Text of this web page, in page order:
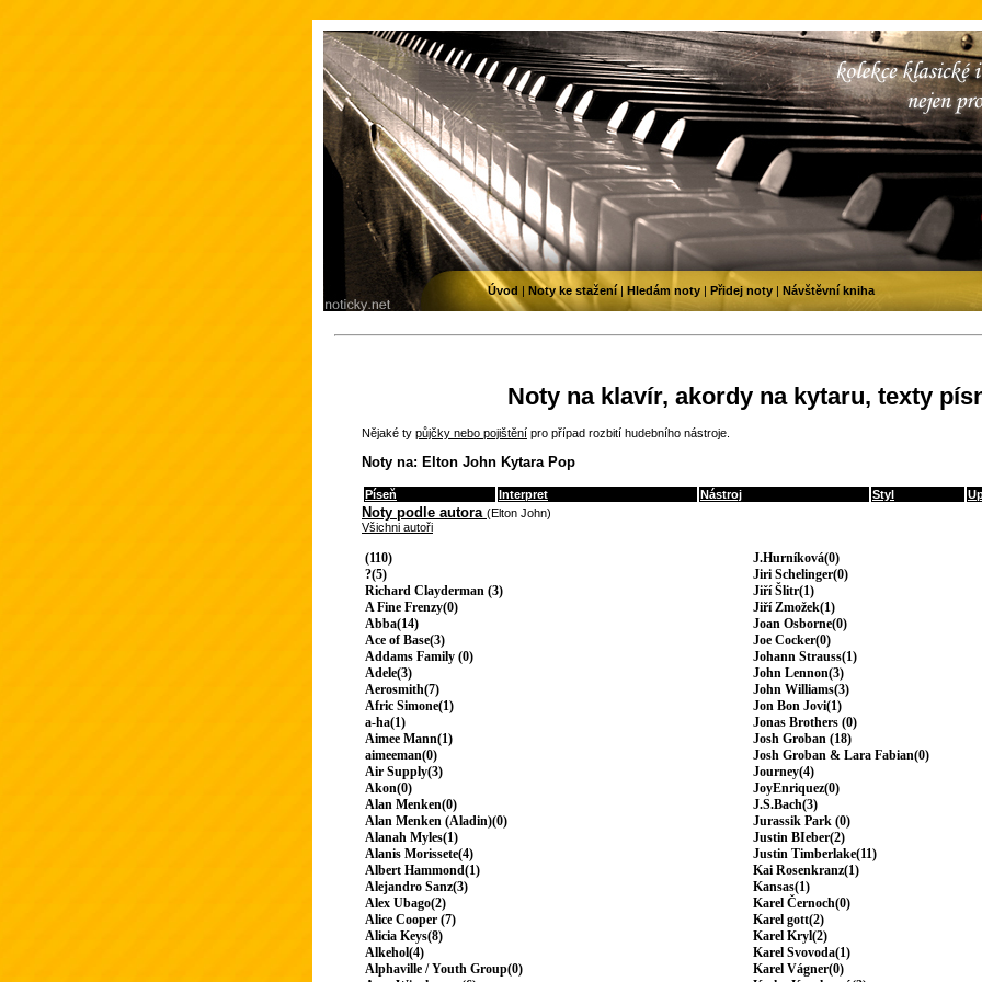
Noty na klavír, akordy na kytaru, texty
Nějaké ty půjčky nebo pojištění pro případ rozbití hudebního nástroje.
Noty na: Elton John Kytara Pop
Píseň Interpret Nástroj Styl
Noty podle autora (Elton John)
Všichni autoři
(110)
?(5)
Richard Clayderman (3)
A Fine Frenzy(0)
Abba(14)
Ace of Base(3)
Addams Family (0)
Adele(3)
Aerosmith(7)
Afric Simone(1)
a-ha(1)
Aimee Mann(1)
aimeeman(0)
Air Supply(3)
Akon(0)
Alan Menken(0)
Alan Menken (Aladin)(0)
Alanah Myles(1)
Alanis Morissete(4)
Albert Hammond(1)
Alejandro Sanz(3)
Alex Ubago(2)
Alice Cooper (7)
Alicia Keys(8)
Alkehol(4)
Alphaville / Youth Group(0)
J.Hurníková(0)
Jiri Schelinger(0)
Jiří Šlitr(1)
Jiří Zmožek(1)
Joan Osborne(0)
Joe Cocker(0)
Johann Strauss(1)
John Lennon(3)
John Williams(3)
Jon Bon Jovi(1)
Jonas Brothers (0)
Josh Groban (18)
Josh Groban & Lara Fabian(0)
Journey(4)
JoyEnriquez(0)
J.S.Bach(3)
Jurassik Park (0)
Justin BIeber(2)
Justin Timberlake(11)
Kai Rosenkranz(1)
Kansas(1)
Karel Černoch(0)
Karel gott(2)
Karel Kryl(2)
Karel Svovoda(1)
Karel Vágner(0)
Úvod | Noty ke stažení| Hledám noty | Přidej noty | Návštěvní kniha